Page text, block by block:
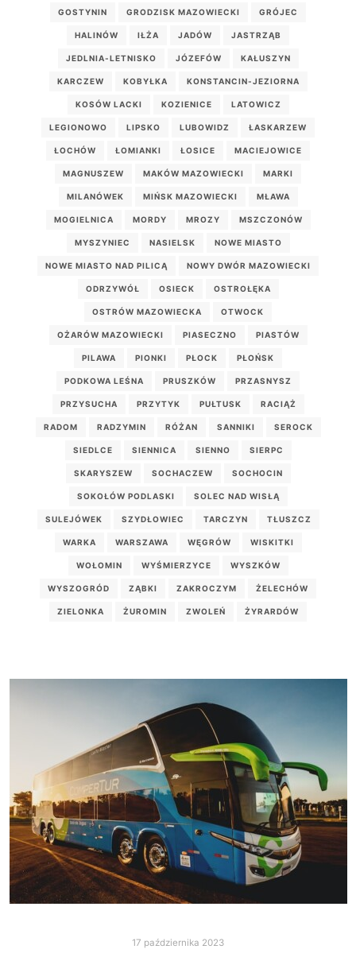
GOSTYNIN GRODZISK MAZOWIECKI GRÓJEC
HALINÓW IŁŻA JADÓW JASTRZĄB
JEDLNIA-LETNISKO JÓZEFÓW KAŁUSZYN
KARCZEW KOBYŁKA KONSTANCIN-JEZIORNA
KOSÓW LACKI KOZIENICE LATOWICZ
LEGIONOWO LIPSKO LUBOWIDZ ŁASKARZEW
ŁOCHÓW ŁOMIANKI ŁOSICE MACIEJOWICE
MAGNUSZEW MAKÓW MAZOWIECKI MARKI
MILANÓWEK MIŃSK MAZOWIECKI MŁAWA
MOGIELNICA MORDY MROZY MSZCZONÓW
MYSZYNIEC NASIELSK NOWE MIASTO
NOWE MIASTO NAD PILICĄ NOWY DWÓR MAZOWIECKI
ODRZYWÓŁ OSIECK OSTROŁĘKA
OSTRÓW MAZOWIECKA OTWOCK
OŻARÓW MAZOWIECKI PIASECZNO PIASTÓW
PILAWA PIONKI PŁOCK PŁOŃSK
PODKOWA LEŚNA PRUSZKÓW PRZASNYSZ
PRZYSUCHA PRZYTYK PUŁTUSK RACIĄŻ
RADOM RADZYMIN RÓŻAN SANNIKI SEROCK
SIEDLCE SIENNICA SIENNO SIERPC
SKARYSZEW SOCHACZEW SOCHOCIN
SOKOŁÓW PODLASKI SOLEC NAD WISŁĄ
SULEJÓWEK SZYDŁOWIEC TARCZYN TŁUSZCZ
WARKA WARSZAWA WĘGRÓW WISKITKI
WOŁOMIN WYŚMIERZYCE WYSZKÓW
WYSZOGRÓD ZĄBKI ZAKROCZYM ŻELECHÓW
ZIELONKA ŻUROMIN ZWOLEŃ ŻYRARDÓW
17 października 2023